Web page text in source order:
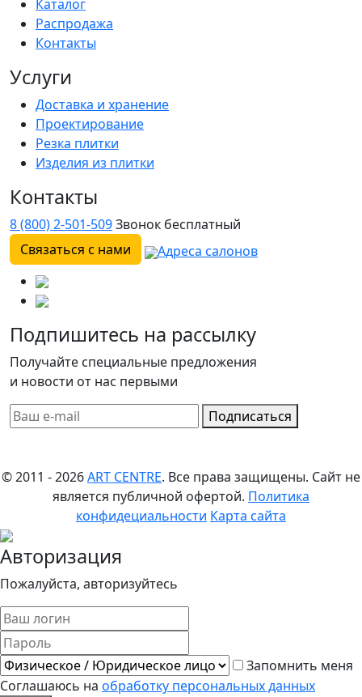
Каталог
Распродажа
Контакты
Услуги
Доставка и хранение
Проектирование
Резка плитки
Изделия из плитки
Контакты
8 (800) 2-501-509Звонок бесплатный
Связаться с нами
Адреса салонов
Подпишитесь на рассылку
Получайте специальные предложения
и новости от нас первыми
Подписаться
© 2011 - 2026ART CENTRE. Все права защищены. Сайт не
является публичной офертой. Политика
конфидециальности Карта сайта
Авторизация
Пожалуйста, авторизуйтесь
Запомнить меня
Соглашаюсь на обработку персональных данных